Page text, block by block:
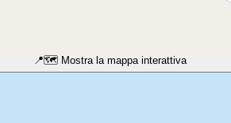
📍🗺️ Mostra la mappa interattiva